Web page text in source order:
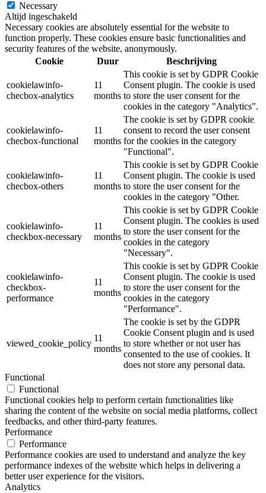
Necessary
Altijd ingeschakeld
Necessary cookies are absolutely essential for the website to
function properly. These cookies ensure basic functionalities and
security features of the website, anonymously.
Cookie
Duur Beschrijving
cookielawinfo-
checbox-analytics
11
months
This cookie is set by GDPR Cookie
Consent plugin. The cookie is used
to store the user consent for the
cookies in the category "Analytics".
cookielawinfo-
checbox-functional
11
months
The cookie is set by GDPR cookie
consent to record the user consent
for the cookies in the category
"Functional".
cookielawinfo-
checbox-others
11
months
This cookie is set by GDPR Cookie
Consent plugin. The cookie is used
to store the user consent for the
cookies in the category "Other.
cookielawinfo-
checkbox-necessary
11
months
This cookie is set by GDPR Cookie
Consent plugin. The cookies is used
to store the user consent for the
cookies in the category
"Necessary".
cookielawinfo-
checkbox-
performance
11
months
This cookie is set by GDPR Cookie
Consent plugin. The cookie is used
to store the user consent for the
cookies in the category
"Performance".
viewed_cookie_policy
11
months
The cookie is set by the GDPR
Cookie Consent plugin and is used
to store whether or not user has
consented to the use of cookies. It
does not store any personal data.
Functional
Functional
Functional cookies help to perform certain functionalities like
sharing the content of the website on social media platforms, collect
feedbacks, and other third-party features.
Performance
Performance
Performance cookies are used to understand and analyze the key
performance indexes of the website which helps in delivering a
better user experience for the visitors.
Analytics